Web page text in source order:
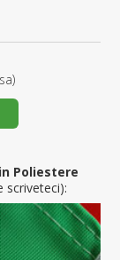
Poliestere
scriveteci):